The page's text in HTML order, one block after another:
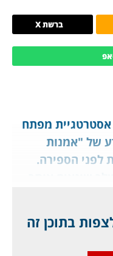
ברשת X
אסטרטגיית מפתח
של "אמנות
לפני הספירה.
לסוג של הסדר,
יותר, מרים,
בתוכן זה